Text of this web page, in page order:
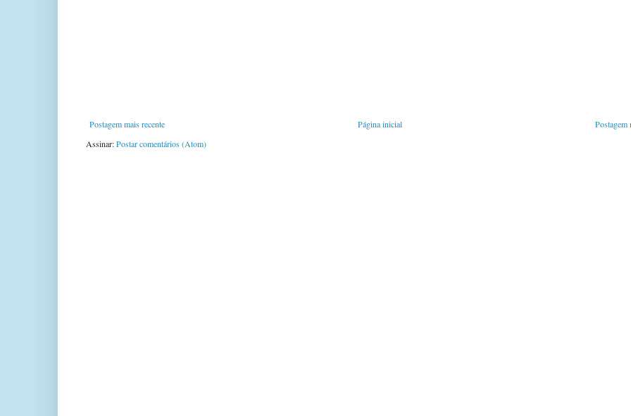
Postagem mais recente Postagem
Página inicial
Assinar:Postar comentários (Atom)